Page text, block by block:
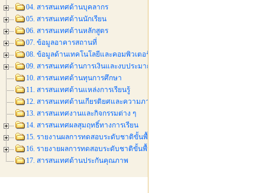
04. สารสนเทศด้านบุคลากร
05. สารสนเทศด้านนักเรียน
06. สารสนเทศด้านหลักสูตร
07. ข้อมูลอาคารสถานที่
08. ข้อมูลด้านเทคโนโลยีและคอมพิวเตอร์
09. สารสนเทศด้านการเงินและงบประมาณ
10. สารสนเทศด้านทุนการศึกษา
11. สารสนเทศด้านแหล่งการเรียนรู้
12. สารสนเทศด้านเกียรติยศและความภาคภูมิใจ
13. สารสนเทศงานและกิจกรรมต่าง ๆ
14. สารสนเทศผลสุมฤทธิ์ทางการเรียน
15. รายงานผลการทดสอบระดับชาติขั้นพื้นฐาน(O-NET) ม.3 ปีการศึกษา 2558
16. รายงายผลการทดสอบระดับชาติขั้นพื้นฐาน (O-NET) ม.6 ปีการศึกษา 2558
17. สารสนเทศด้านประกันคุณภาพ